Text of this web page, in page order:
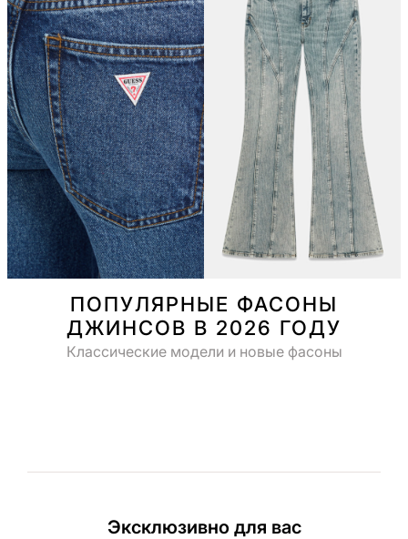
ПОПУЛЯРНЫЕ ФАСОНЫ
ДЖИНСОВ В 2026 ГОДУ
Классические модели и новые фасоны
Эксклюзивно для вас